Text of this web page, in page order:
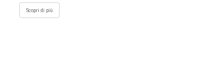
Scopri di più